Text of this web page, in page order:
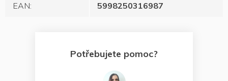
EAN: 5998250316987
Potřebujete pomoc?